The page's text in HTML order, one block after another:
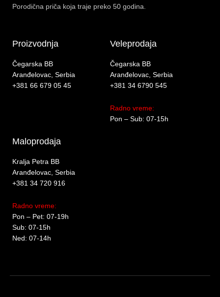
Porodična priča koja traje preko 50 godina.
Proizvodnja
Čegarska BB
Aranđelovac, Serbia
+381 66 679 05 45
Veleprodaja
Čegarska BB
Aranđelovac, Serbia
+381 34 6790 545
Radno vreme:
Pon – Sub: 07-15h
Maloprodaja
Kralja Petra BB
Aranđelovac, Serbia
+381 34 720 916
Radno vreme:
Pon – Pet: 07-19h
Sub: 07-15h
Ned: 07-14h